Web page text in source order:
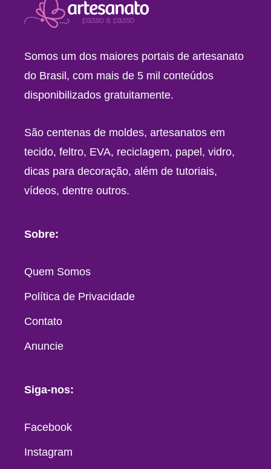
Somos um dos maiores portais de artesanato
do Brasil, com mais de 5 mil conteúdos
disponibilizados gratuitamente.
São centenas de moldes, artesanatos em
tecido, feltro, EVA, reciclagem, papel, vidro,
dicas para decoração, além de tutoriais,
vídeos, dentre outros.
Sobre:
Quem Somos
Política de Privacidade
Contato
Anuncie
Siga-nos:
Facebook
Instagram